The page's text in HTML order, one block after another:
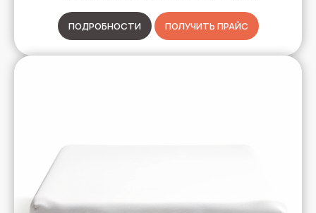
ПОДРОБНОСТИ ПОЛУЧИТЬ ПРАЙС